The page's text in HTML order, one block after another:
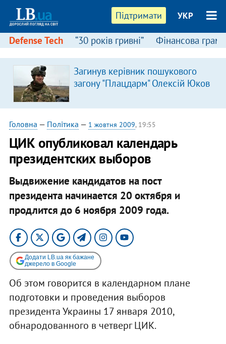
Підтримати УКР
Defense Tech “30 років гривні” Фінансова
Загинув керівник пошукового
загону "Плацдарм" Олексій Юков
Головна — Політика — 1 жовтня 2009, 19:55
ЦИК опубликовал календарь
президентских выборов
Выдвижение кандидатов на пост
президента начинается 20 октября и
продлится до 6 ноября 2009 года.
Додати LB.ua як бажане
джерело в Google
Об этом говорится в календарном плане
подготовки и проведения выборов
президента Украины 17 января 2010,
обнародованного в четверг ЦИК.